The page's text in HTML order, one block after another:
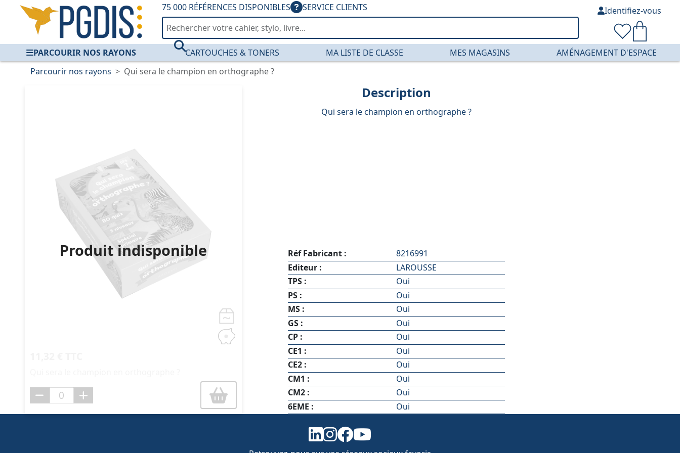
75 000 RÉFÉRENCES DISPONIBLES SERVICE CLIENTS
PARCOURIR NOS RAYONS CARTOUCHES & TONERS MA LISTE DE CLASSE MES MAGASINS AMÉNAGEMENT D'ESPACE
Identifiez-vous
Parcourir nos rayons Qui sera le champion en orthographe ?
Produit indisponible
Description
Qui sera le champion en orthographe ?
Réf Fabricant :
8216991
Editeur :
LAROUSSE
TPS :
Oui
PS :
Oui
MS :
Oui
GS :
Oui
CP :
Oui
CE1 :
Oui
CE2 :
Oui
CM1 :
Oui
CM2 :
Oui
6EME :
Oui